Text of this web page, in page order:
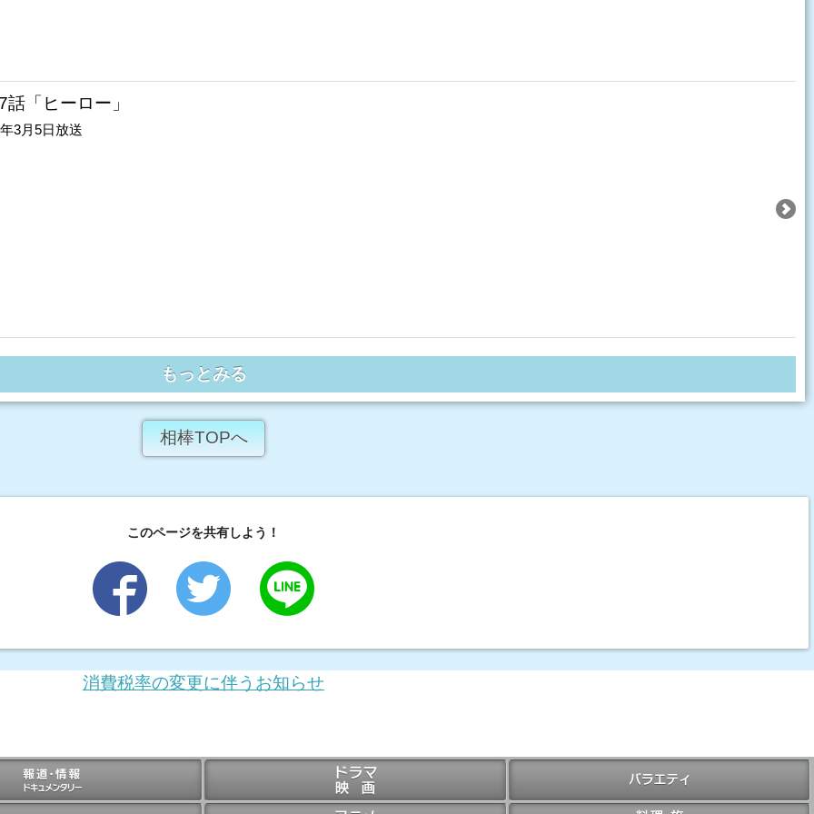
話「ヒーロー」
3月5日放送
もっとみる
相棒TOPへ
このページを共有しよう！
消費税率の変更に伴うお知らせ